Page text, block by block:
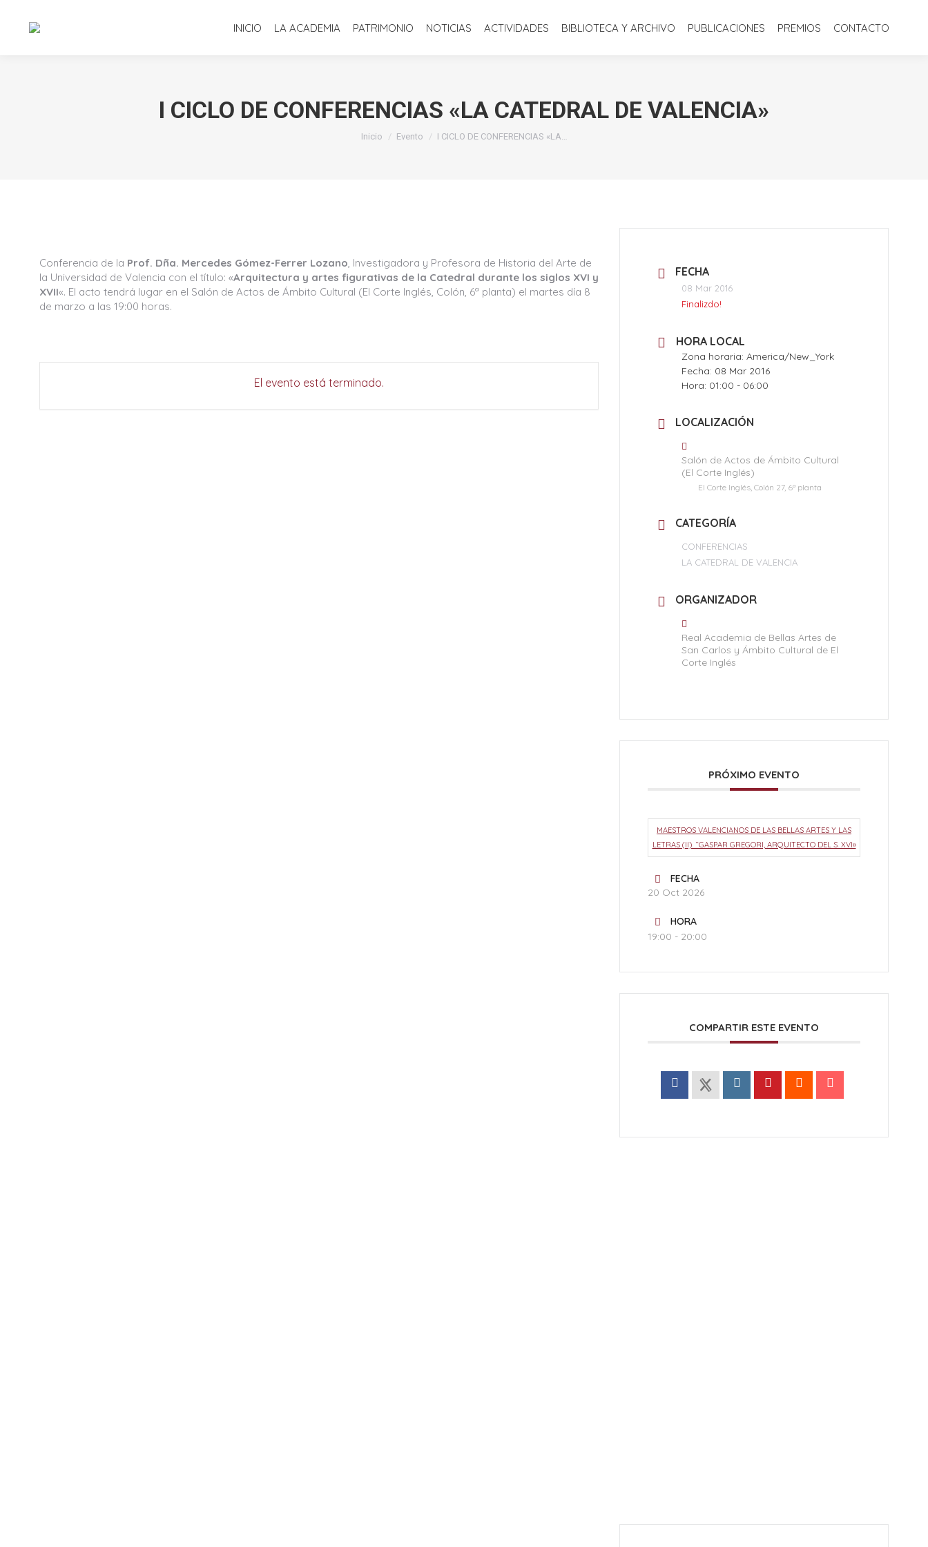
INICIO LA ACADEMIA PATRIMONIO NOTICIAS ACTIVIDADES BIBLIOTECA Y ARCHIVO PUBLICACIONES PREMIOS CONTACTO
I CICLO DE CONFERENCIAS «LA CATEDRAL DE VALENCIA»
Estás aquí:
Inicio Evento I CICLO DE CONFERENCIAS «LA…
Conferencia de la Prof. Dña. Mercedes Gómez-Ferrer Lozano, Investigadora y Profesora de Historia del Arte de
la Universidad de Valencia con el título: «Arquitectura y artes figurativas de la Catedral durante los siglos XVI y
XVII«. El acto tendrá lugar en el Salón de Actos de Ámbito Cultural (El Corte Inglés, Colón, 6ª planta) el martes día 8
de marzo a las 19:00 horas.
El evento está terminado.
FECHA
08 Mar 2016
Finalizdo!
HORA LOCAL
Zona horaria: America/New_York
Fecha: 08 Mar 2016
Hora: 01:00 - 06:00
LOCALIZACIÓN
Salón de Actos de Ámbito Cultural
(El Corte Inglés)
El Corte Inglés, Colón 27, 6ª planta
CATEGORÍA
CONFERENCIAS
LA CATEDRAL DE VALENCIA
ORGANIZADOR
Real Academia de Bellas Artes de
San Carlos y Ámbito Cultural de El
Corte Inglés
PRÓXIMO EVENTO
MAESTROS VALENCIANOS DE LAS BELLAS ARTES Y LAS
LETRAS (II). “GASPAR GREGORI, ARQUITECTO DEL S. XVI»
FECHA
20 Oct 2026
HORA
19:00 - 20:00
COMPARTIR ESTE EVENTO
INICIO LA ACADEMIA PATRIMONIO NOTICIAS ACTIVIDADES BIBLIOTECA Y ARCHIVO PUBLICACIONES PREMIOS